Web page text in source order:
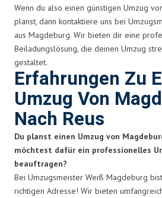
Wenn du also einen günstigen Umzug
planst, dann kontaktiere uns bei
aus Magdeburg. Wir bieten dir eine
Beiladungslösung, die deinen Umzug
gestaltet.
Erfahrungen Zu
Umzug Von
Nach Reus
Du planst einen Umzug von
möchtest dafür ein professionelles
beauftragen?
Bei Umzugsmeister Weiß Magdeburg
richtigen Adresse! Wir bieten